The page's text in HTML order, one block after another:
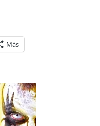
Más